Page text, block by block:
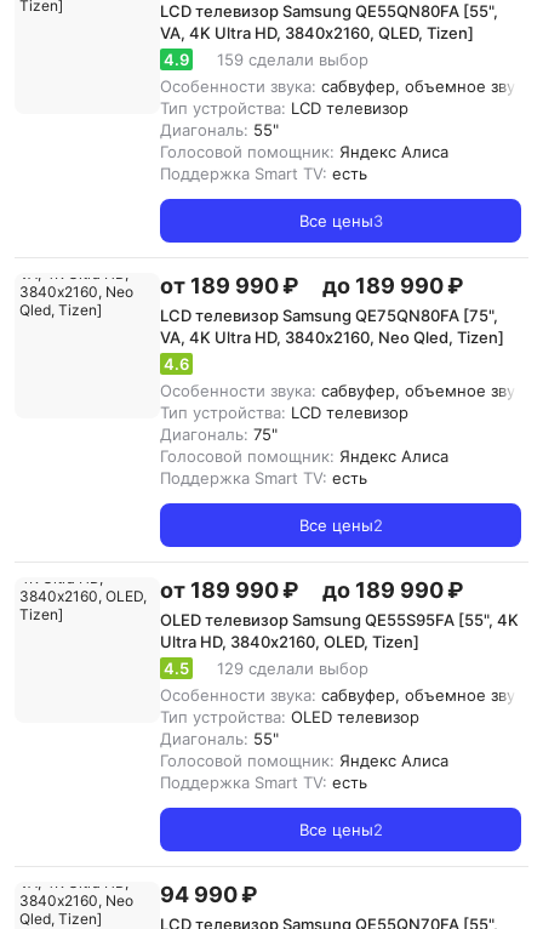
LCD телевизор Samsung QE55QN80FA [55",
VA, 4K Ultra HD, 3840х2160, QLED, Tizen]
4.9
159 сделали выбор
Особенности звука: сабвуфер, объемное
Тип устройства: LCD телевизор
Диагональ: 55"
Голосовой помощник: Яндекс Алиса
Поддержка Smart TV: есть
Все цены3
от 189 990 ₽ до 189 990 ₽
LCD телевизор Samsung QE75QN80FA [75",
VA, 4K Ultra HD, 3840х2160, Neo Qled, Tizen]
4.6
Особенности звука: сабвуфер, объемное
Тип устройства: LCD телевизор
Диагональ: 75"
Голосовой помощник: Яндекс Алиса
Поддержка Smart TV: есть
Все цены2
от 189 990 ₽ до 189 990 ₽
OLED телевизор Samsung QE55S95FA [55", 4K
Ultra HD, 3840х2160, OLED, Tizen]
4.5
129 сделали выбор
Особенности звука: сабвуфер, объемное
Тип устройства: OLED телевизор
Диагональ: 55"
Голосовой помощник: Яндекс Алиса
Поддержка Smart TV: есть
Все цены2
94 990 ₽
LCD телевизор Samsung QE55QN70FA [55",